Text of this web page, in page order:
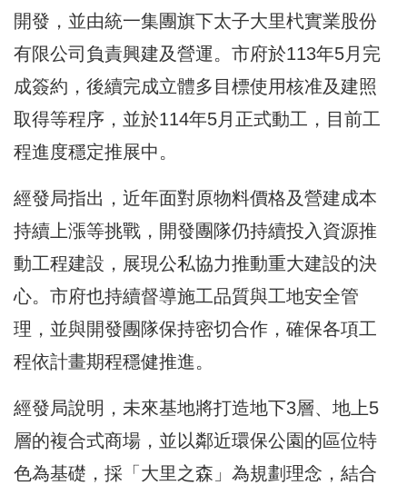
開發，並由統一集團旗下太子大里杙實業股份
有限公司負責興建及營運。市府於113年5月完
成簽約，後續完成立體多目標使用核准及建照
取得等程序，並於114年5月正式動工，目前工
程進度穩定推展中。
經發局指出，近年面對原物料價格及營建成本
持續上漲等挑戰，開發團隊仍持續投入資源推
動工程建設，展現公私協力推動重大建設的決
心。市府也持續督導施工品質與工地安全管
理，並與開發團隊保持密切合作，確保各項工
程依計畫期程穩健推進。
經發局說明，未來基地將打造地下3層、地上5
層的複合式商場，並以鄰近環保公園的區位特
色為基礎，採「大里之森」為規劃理念，結合